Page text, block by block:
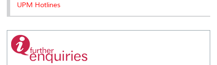
UPM Hotlines